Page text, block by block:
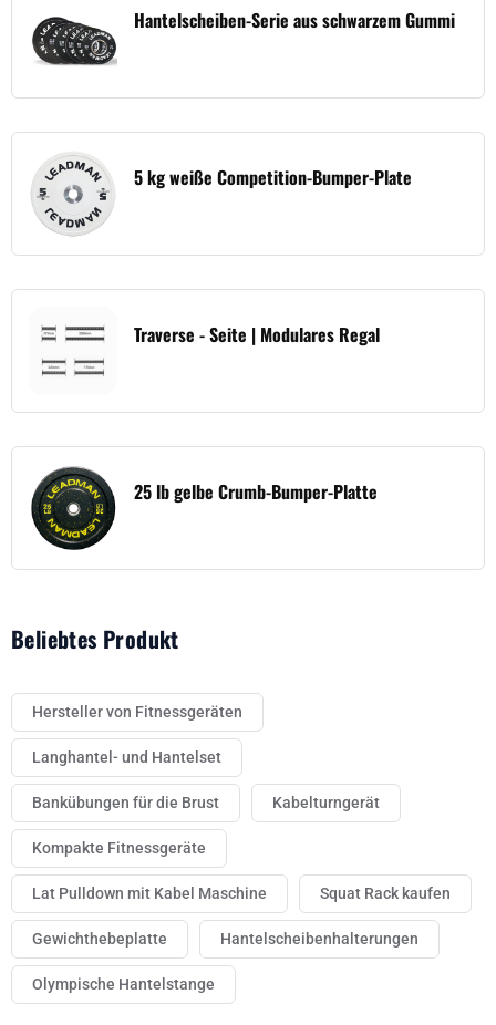
Hantelscheiben-Serie aus schwarzem Gummi
5 kg weiße Competition-Bumper-Plate
Traverse - Seite | Modulares Regal
25 lb gelbe Crumb-Bumper-Platte
Beliebtes Produkt
Hersteller von Fitnessgeräten
Langhantel- und Hantelset
Bankübungen für die Brust Kabelturngerät
Kompakte Fitnessgeräte
Lat Pulldown mit Kabel Maschine Squat Rack kaufen
Gewichthebeplatte Hantelscheibenhalterungen
Olympische Hantelstange